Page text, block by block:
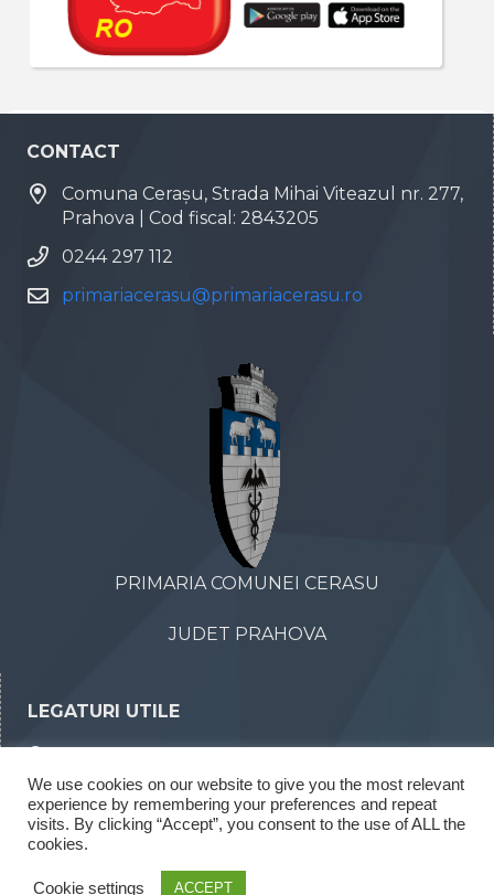
CONTACT
Comuna Cerașu, Strada Mihai Viteazul nr. 277,
Prahova | Cod fiscal: 2843205
0244 297 112
primariacerasu@primariacerasu.ro
PRIMARIA COMUNEI CERASU
JUDET PRAHOVA
LEGATURI UTILE
Declaratii de interese
Rapoarte legea 52/2003
We use cookies on our website to give you the most relevant
experience by remembering your preferences and repeat
visits. By clicking “Accept”, you consent to the use of ALL the
cookies.
Cookie settings ACCEPT